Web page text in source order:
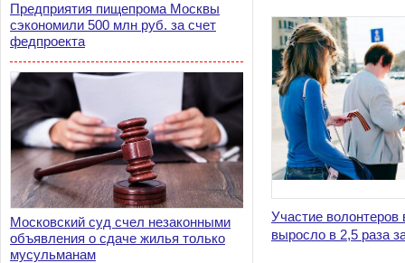
Предприятия пищепрома Москвы
сэкономили 500 млн руб. за счет
федпроекта
Московский суд счел незаконными
объявления о сдаче жилья только
мусульманам
Участие
выросло в 2,5 раза